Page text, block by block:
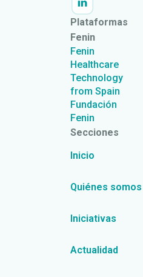
Plataformas
Fenin
Fenin
Healthcare
Technology
from Spain
Fundación
Fenin
Secciones
Inicio
Quiénes somos
Iniciativas
Actualidad